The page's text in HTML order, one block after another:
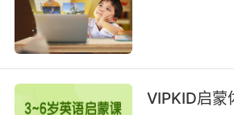
三、学生适应能力提升
接，更是学生心理与学习能力
国际学校，学生面临新环境、
言等压力。学校应设立过渡
外，加入心理辅导与团队建设
VIPKID启蒙